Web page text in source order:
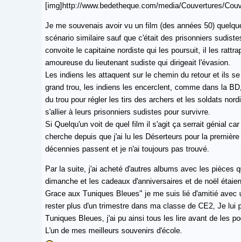
[img]http://www.bedetheque.com/media/Couvertures/
Je me souvenais avoir vu un film (des années 50)
scénario similaire sauf que c'était des prisonniers
convoite le capitaine nordiste qui les poursuit, il les
amoureuse du lieutenant sudiste qui dirigeait l'évasion.
Les indiens les attaquent sur le chemin du retour et ils
grand trou, les indiens les encerclent, comme dans la
du trou pour régler les tirs des archers et les soldats
s'allier à leurs prisonniers sudistes pour survivre.
Si Quelqu'un voit de quel film il s'agit ça serrait génial
cherche depuis que j'ai lu les Déserteurs pour la
décennies passent et je n'ai toujours pas trouvé.
Par la suite, j'ai acheté d'autres albums avec les pièces
dimanche et les cadeaux d'anniversaires et de noël
Grace aux Tuniques Bleues" je me suis lié d'amitié
rester plus d'un trimestre dans ma classe de CE2, Je lui
Tuniques Bleues, j'ai pu ainsi tous les lire avant de les
L'un de mes meilleurs souvenirs d'école.